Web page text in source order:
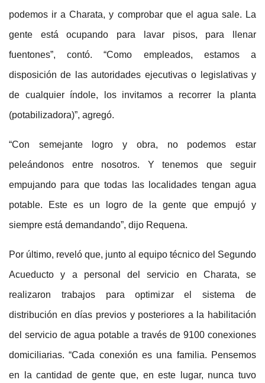
podemos ir a Charata, y comprobar que el agua sale. La
gente está ocupando para lavar pisos, para llenar
fuentones”, contó. “Como empleados, estamos a
disposición de las autoridades ejecutivas o legislativas y
de cualquier índole, los invitamos a recorrer la planta
(potabilizadora)”, agregó.
“Con semejante logro y obra, no podemos estar
peleándonos entre nosotros. Y tenemos que seguir
empujando para que todas las localidades tengan agua
potable. Este es un logro de la gente que empujó y
siempre está demandando”, dijo Requena.
Por último, reveló que, junto al equipo técnico del Segundo
Acueducto y a personal del servicio en Charata, se
realizaron trabajos para optimizar el sistema de
distribución en días previos y posteriores a la habilitación
del servicio de agua potable a través de 9100 conexiones
domiciliarias. “Cada conexión es una familia. Pensemos
en la cantidad de gente que, en este lugar, nunca tuvo